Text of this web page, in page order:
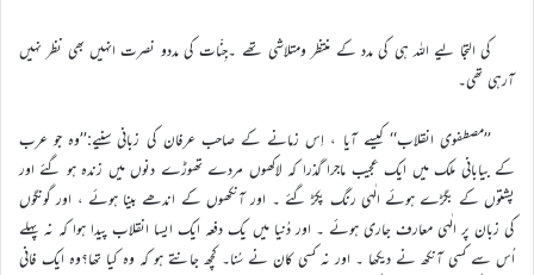
کی التجا لیے اللہ ہی کی مدد کے منتظر ومتلاشی تھے ۔جِنّات کی مددو نصرت انہیں بھی نظر نہیں
آرہی تھی۔
’’مصطفوی انقلاب‘‘ کیسے آیا ، اِس زمانے کے صاحب عرفان کی زبانی سنیے:’’وہ جو عرب
کے بیابانی ملک میں ایک عجیب ماجرا گذرا کہ لاکھوں مردے تھوڑے دنوں میں زندہ ہو گئے اور
پشتوں کے بگڑے ہوئے الٰہی رنگ پکڑ گئے ۔ اور آنکھوں کے اندھے بینا ہوئے ، اور گونگوں
کی زبان پر الٰہی معارف جاری ہوئے ۔ اور دُنیا میں یک دفعہ ایک ایسا انقلاب پیدا ہوا کہ نہ پہلے
اُس سے کسی آنکھ نے دیکھا ۔ اور نہ کسی کان نے سُنا۔ کچھ جانتے ہو کہ وہ کیا تھا؟وہ ایک فانی